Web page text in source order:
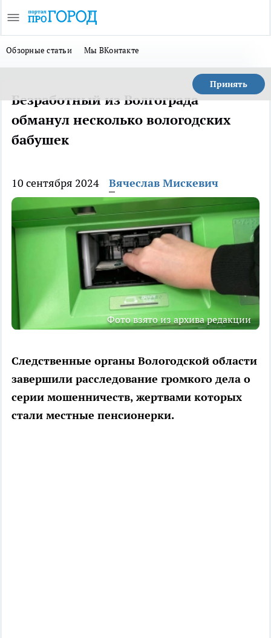
Обзорные статьи Мы ВКонтакте
Принять
Безработный из Волгограда
обманул несколько вологодских
бабушек
10 сентября 2024 Вячеслав Мискевич
Фото взято из архива редакции
Следственные органы Вологодской области
завершили расследование громкого дела о
серии мошенничеств, жертвами которых
стали местные пенсионерки.